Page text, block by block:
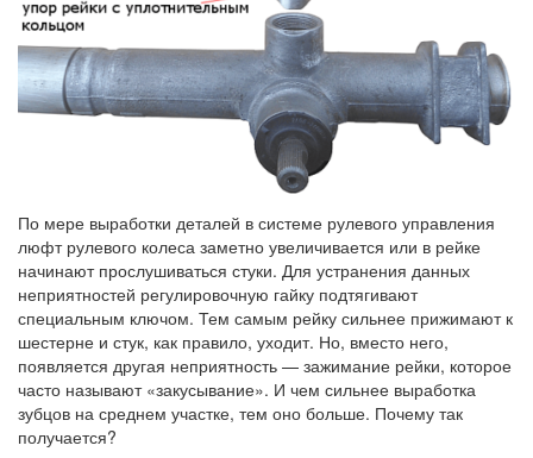
По мере выработки деталей в системе рулевого управления
люфт рулевого колеса заметно увеличивается или в рейке
начинают прослушиваться стуки. Для устранения данных
неприятностей регулировочную гайку подтягивают
специальным ключом. Тем самым рейку сильнее прижимают к
шестерне и стук, как правило, уходит. Но, вместо него,
появляется другая неприятность — зажимание рейки, которое
часто называют «закусывание». И чем сильнее выработка
зубцов на среднем участке, тем оно больше. Почему так
получается?